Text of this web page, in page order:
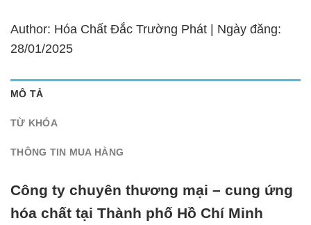
Author: Hóa Chất Đắc Trường Phát | Ngày đăng:
28/01/2025
MÔ TẢ
TỪ KHÓA
THÔNG TIN MUA HÀNG
Công ty chuyên thương mại – cung ứng
hóa chất tại Thành phố Hồ Chí Minh